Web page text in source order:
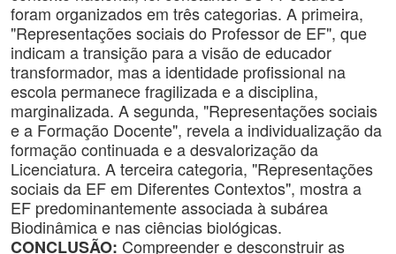
foram organizados em três categorias. A primeira,
"Representações sociais do Professor de EF", que
indicam a transição para a visão de educador
transformador, mas a identidade profissional na
escola permanece fragilizada e a disciplina,
marginalizada. A segunda, "Representações sociais
e a Formação Docente", revela a individualização da
formação continuada e a desvalorização da
Licenciatura. A terceira categoria, "Representações
sociais da EF em Diferentes Contextos", mostra a
EF predominantemente associada à subárea
Biodinâmica e nas ciências biológicas.
CONCLUSÃO: Compreender e desconstruir as